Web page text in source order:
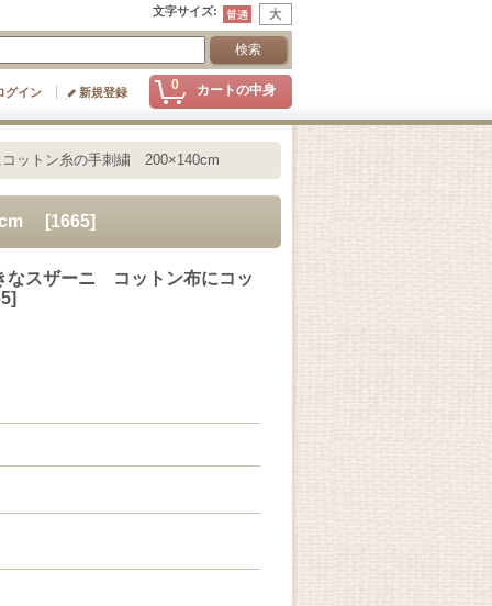
文字サイズ:
0 カートの中身
グイン 新規登録
ットン糸の手刺繍 200×140cm
[1665]
スザーニ コットン布にコッ
]